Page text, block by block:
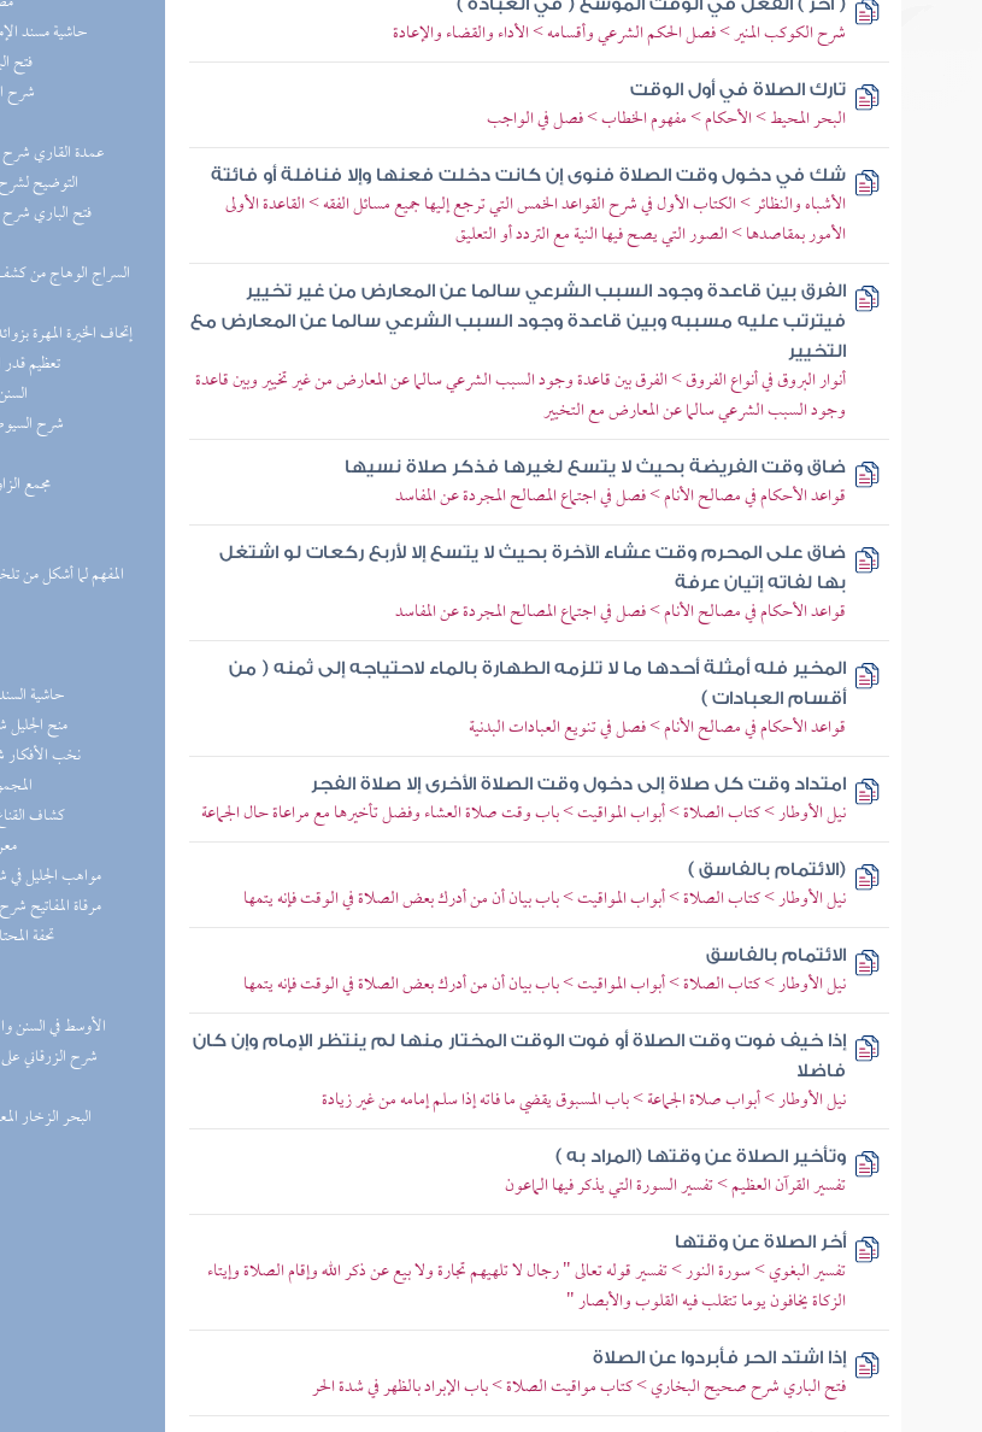
(37) حاشية مسند
(34)
(34)
(28) عمدة القاري
(22) التوضيح
(19) فتح الباري
(17) إتحاف الخيرة المهرة
(17) تعظيم
(16)
(15) شرح
(15) مجمع
(14) المفهم لما أشكل
(11) حاشية
(11) منح
(11) نخب
(11)
(10) كشاف
(10) مواهب الجليل
(10) مرقاة
(9) تحفة
(8) الأوسط في
(7) شرح الزرقاني
(7) البحر الزخار
( أخر ) الفعل في الوقت الموسع ( في العبادة )
شرح الكوكب المنير > فصل الحكم الشرعي وأقسامه > الأداء والقضاء والإعادة
تارك الصلاة في أول الوقت
البحر المحيط > الأحكام > مفهوم الخطاب > فصل في الواجب
شك في دخول وقت الصلاة فنوى إن كانت دخلت فعنها وإلا فنافلة أو فائتة
الأشباه والنظائر > الكتاب الأول في شرح القواعد الخمس التي ترجع إليها جميع مسائل الفقه > القاعدة الأولى
الأمور بمقاصدها > الصور التي يصح فيها النية مع التردد أو التعليق
الفرق بين قاعدة وجود السبب الشرعي سالما عن المعارض من غير تخيير
فيترتب عليه مسببه وبين قاعدة وجود السبب الشرعي سالما عن المعارض مع
التخيير
أنوار البروق في أنواع الفروق > الفرق بين قاعدة وجود السبب الشرعي سالما عن المعارض من غير تخيير وبين قاعدة
وجود السبب الشرعي سالما عن المعارض مع التخيير
ضاق وقت الفريضة بحيث لا يتسع لغيرها فذكر صلاة نسيها
قواعد الأحكام في مصالح الأنام > فصل في اجتماع المصالح المجردة عن المفاسد
ضاق على المحرم وقت عشاء الآخرة بحيث لا يتسع إلا لأربع ركعات لو اشتغل
بها لفاته إتيان عرفة
قواعد الأحكام في مصالح الأنام > فصل في اجتماع المصالح المجردة عن المفاسد
المخير فله أمثلة أحدها ما لا تلزمه الطهارة بالماء لاحتياجه إلى ثمنه ( من
أقسام العبادات )
قواعد الأحكام في مصالح الأنام > فصل في تنويع العبادات البدنية
امتداد وقت كل صلاة إلى دخول وقت الصلاة الأخرى إلا صلاة الفجر
نيل الأوطار > كتاب الصلاة > أبواب المواقيت > باب وقت صلاة العشاء وفضل تأخيرها مع مراعاة حال الجماعة
(الائتمام بالفاسق )
نيل الأوطار > كتاب الصلاة > أبواب المواقيت > باب بيان أن من أدرك بعض الصلاة في الوقت فإنه يتمها
الائتمام بالفاسق
نيل الأوطار > كتاب الصلاة > أبواب المواقيت > باب بيان أن من أدرك بعض الصلاة في الوقت فإنه يتمها
إذا خيف فوت وقت الصلاة أو فوت الوقت المختار منها لم ينتظر الإمام وإن كان
فاضلا
نيل الأوطار > أبواب صلاة الجماعة > باب المسبوق يقضي ما فاته إذا سلم إمامه من غير زيادة
وتأخير الصلاة عن وقتها (المراد به )
تفسير القرآن العظيم > تفسير السورة التي يذكر فيها الماعون
أخر الصلاة عن وقتها
تفسير البغوي > سورة النور > تفسير قوله تعالى " رجال لا تلهيهم تجارة ولا بيع عن ذكر الله وإقام الصلاة وإيتاء
الزكاة يخافون يوما تتقلب فيه القلوب والأبصار "
إذا اشتد الحر فأبردوا عن الصلاة
فتح الباري شرح صحيح البخاري > كتاب مواقيت الصلاة > باب الإبراد بالظهر في شدة الحر